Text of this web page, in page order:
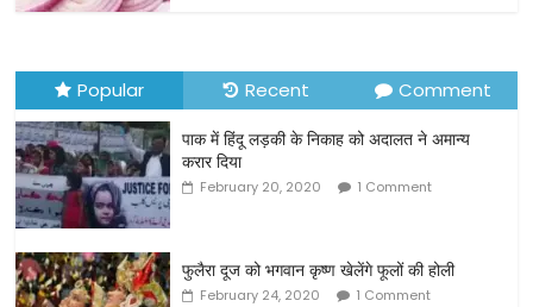
Popular Recent Comment
पाक में हिंदू लड़की के निकाह को अदालत ने अमान्य
करार दिया
February 20, 2020 1 Comment
फुलैरा दूज को भगवान कृष्ण खेलेंगे फूलों की होली
February 24, 2020 1 Comment